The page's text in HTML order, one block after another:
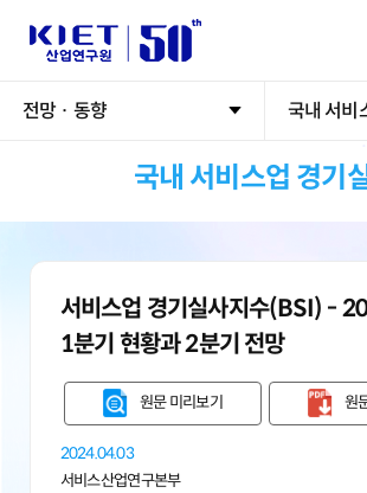
전망 · 동향 국내 서비
국내 서비스업 경기
서비스업 경기실사지수(BSI) -
1분기 현황과 2분기 전망
원문 미리보기 원
2024.04.03
서비스산업연구본부